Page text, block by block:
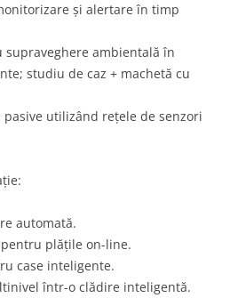
și alertare în timp
ambientală în
studiu de caz + machetă cu
utilizând rețele de senzori
automată.
plățile on-line.
case inteligente.
într-o clădire inteligentă.